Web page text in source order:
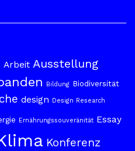
Arbeit Ausstellung
Bildung Biodiversität
design Design Research
Ernährungssouveränität Essay
Konferenz